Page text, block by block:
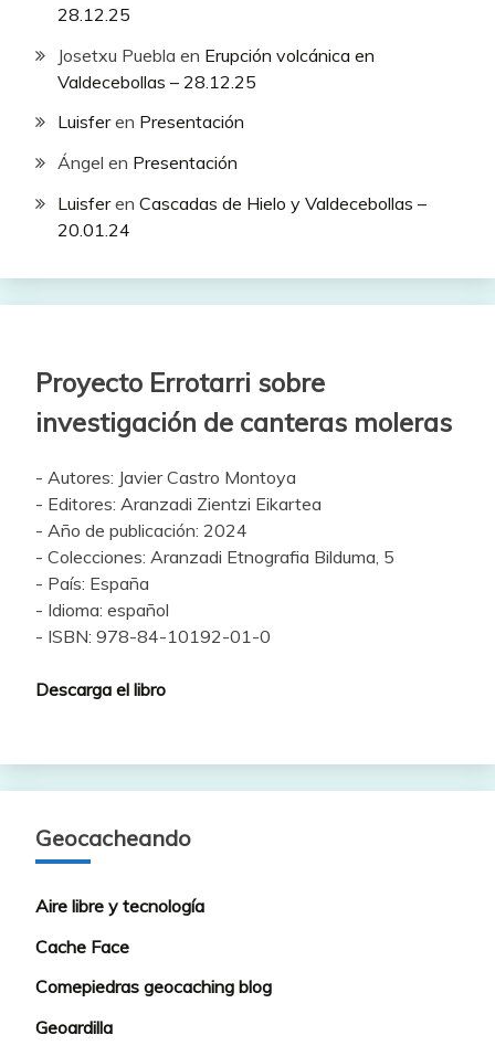
28.12.25
Josetxu Puebla en Erupción volcánica en
Valdecebollas – 28.12.25
Luisferen Presentación
Ángel en Presentación
Luisferen Cascadas de Hielo y Valdecebollas –
20.01.24
Proyecto Errotarri sobre
investigación de canteras moleras
- Autores: Javier Castro Montoya
- Editores: Aranzadi Zientzi Eikartea
- Año de publicación: 2024
- Colecciones: Aranzadi Etnografia Bilduma, 5
- País: España
- Idioma: español
- ISBN: 978-84-10192-01-0
Descarga el libro
Geocacheando
Aire libre y tecnología
Cache Face
Comepiedras geocaching blog
Geoardilla